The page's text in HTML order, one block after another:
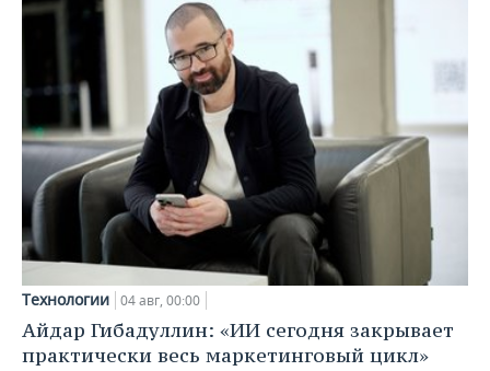
Технологии 04 авг, 00:00
Айдар Гибадуллин: «ИИ сегодня закрывает
практически весь маркетинговый цикл»